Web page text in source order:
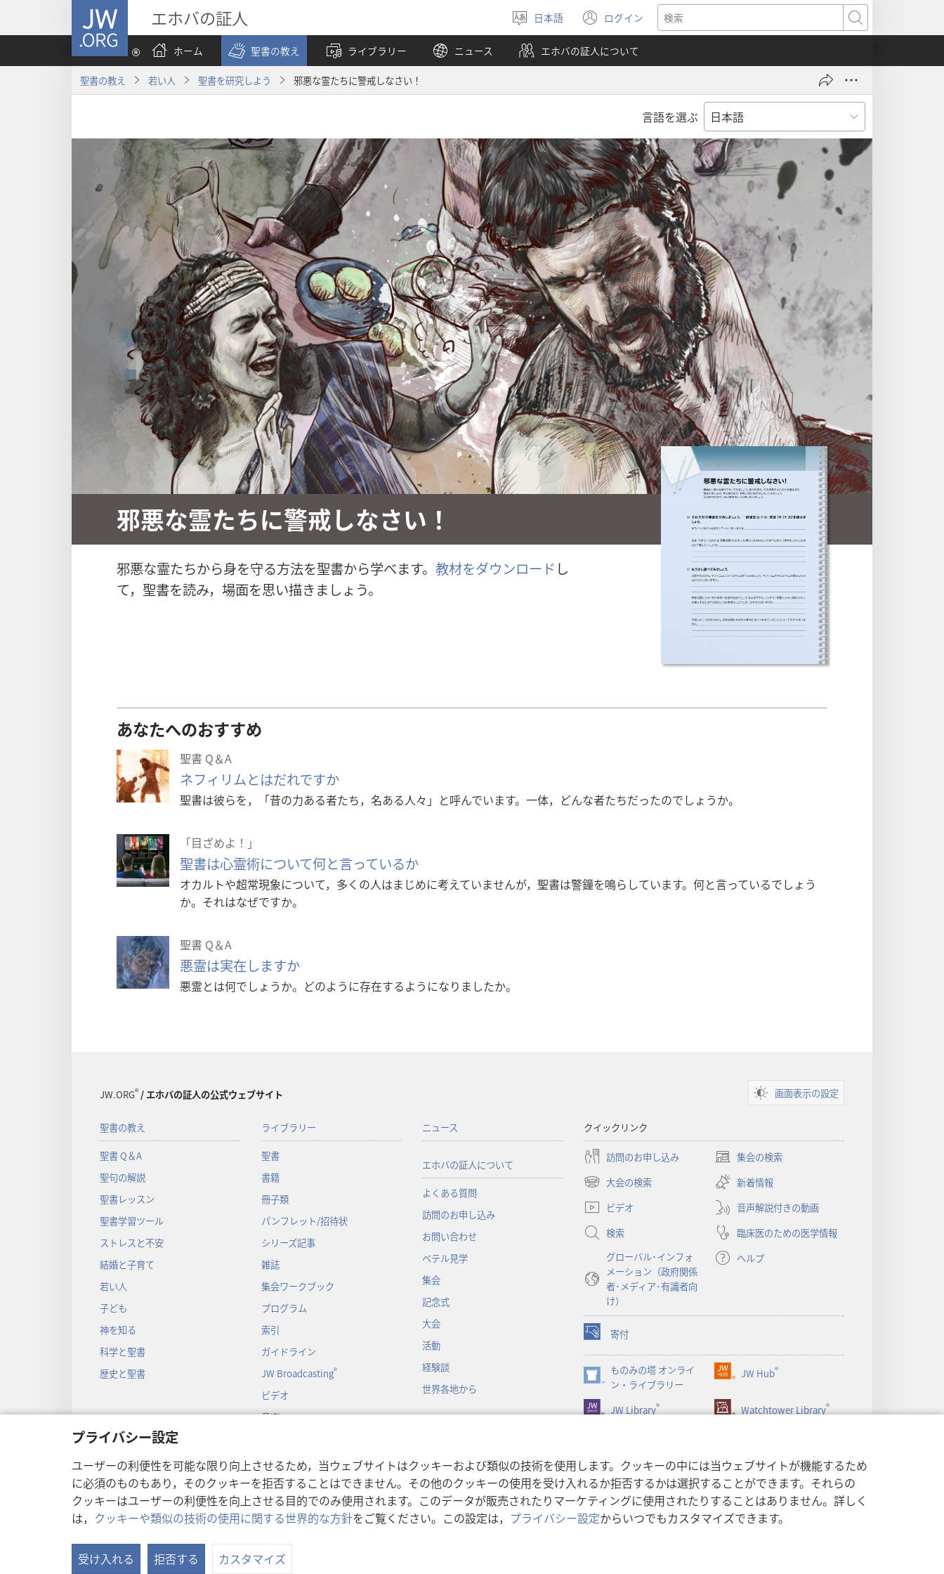
プライバシー設定
ユーザーの利便性を可能な限り向上させるため，当ウェブサイトはクッキーおよび類似の技術を使用します。クッキーの中には当ウェブサイトが機能するため
に必須のものもあり，そのクッキーを拒否することはできません。その他のクッキーの使用を受け入れるか拒否するかは選択することができます。それらの
クッキーはユーザーの利便性を向上させる目的でのみ使用されます。このデータが販売されたりマーケティングに使用されたりすることはありません。詳しく
は， クッキーや類似の技術の使用に関する世界的な方針をご覧ください。この設定は， プライバシー設定からいつでもカスタマイズできます。
受け入れる 拒否する カスタマイズ
JW.ORG エホバの証人
言
語
を
選
日本語 ログイン
（新
し
い
タ
で
検
索
ホーム
聖書の教え ライブラリー ニュース エホバの証人について
聖書の教え 若い人 聖書を研究しよう 邪悪な霊たちに警戒しなさい！
言語を選ぶ
邪悪な霊たちに警戒しなさい！
邪悪な霊たちから身を守る方法を聖書から学べます。 教材をダウンロード し
て，聖書を読み，場面を思い描きましょう。
あなたへのおすすめ
聖書 Q＆A
ネフィリムとはだれですか
聖書は彼らを，「昔の力ある者たち，名ある人々」と呼んでいます。一体，どんな者たちだったのでしょうか。
「目ざめよ！」
聖書は心霊術について何と言っているか
オカルトや超常現象について，多くの人はまじめに考えていませんが，聖書は警鐘を鳴らしています。何と言っているでしょう
か。それはなぜですか。
聖書 Q＆A
悪霊は実在しますか
悪霊とは何でしょうか。どのように存在するようになりましたか。
JW.ORG®/ エホバの証人の公式ウェブサイト 画面表示の設定
聖書の教え
聖書 Q＆A
聖句の解説
聖書レッスン
聖書学習ツール
ストレスと不安
結婚と子育て
若い人
子ども
神を知る
科学と聖書
歴史と聖書
ライブラリー
聖書
書籍
冊子類
パンフレット/招待状
シリーズ記事
雑誌
集会ワークブック
プログラム
索引
ガイドライン
JW Broadcasting®
ビデオ
音楽
劇形式の聖書朗読
ニュース
エホバの証人について
よくある質問
訪問のお申し込み
お問い合わせ
ベテル見学
集会
記念式
大会
活動
経験談
世界各地から
クイックリンク
訪問のお申し込み 集会の検索
（新
し
い
タ
ブ
で
開
く）
大会の検索
（新
し
タ
開
新着情報
ビデオ
音声解説付きの動画
検索
臨床医のための医学情報
グローバル･インフォ
メーション（政府関係
者･メディア･有識者向
け）
ヘルプ
寄付
（新
し
い
タ
ブ
で
ものみの塔 オンライ
ン・ライブラリー
（新
し
い
開
く）
JW Hub®
（新
い
開
く）
JW Library® Watchtower Library®
Copyright© 2026 Watch Tower Bible and Tract Society of Pennsylvania. 利用規約 | プライバシーに関する方針 | プライバシー設定